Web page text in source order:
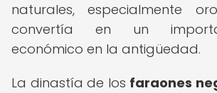
naturales, especialmente
convertía en un
económico en la antigüedad.
La dinastía de los faraones